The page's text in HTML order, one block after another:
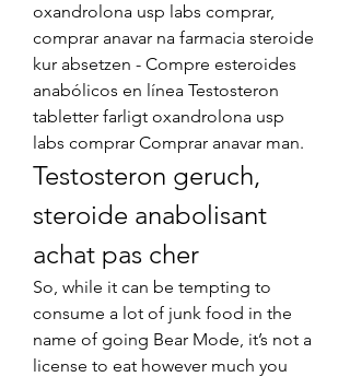
oxandrolona usp labs comprar,
comprar anavar na farmacia steroide
kur absetzen - Compre esteroides
anabólicos en línea Testosteron
tabletter farligt oxandrolona usp
labs comprar Comprar anavar man.
Testosteron geruch,
steroide anabolisant
achat pas cher
So, while it can be tempting to
consume a lot of junk food in the
name of going Bear Mode, it’s not a
license to eat however much you